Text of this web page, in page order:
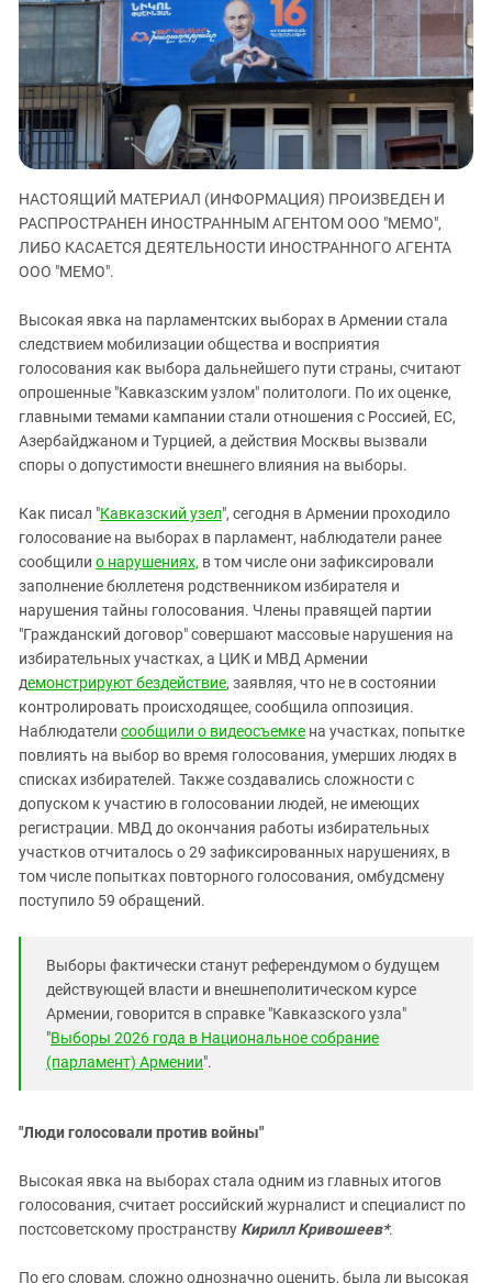
ЗАСТАВЛЯЕТ
КАВКАЗ ЗА ПАЛЕСТИНУ
ИНАКОМЫСЛИЕ В ЧЕЧНЕ
ПРЕСЛЕДОВАНИЕ АКТИВИСТОВ
МОБИЛИЗАЦИЯ И ПРОТЕСТЫ
Дагестан
Ингушетия
Кабардино-Балкария
Калмыкия
Карачаево-Черкесия
Краснодарский край
Нагорный Карабах
Российская Федерация
Северная Осетия - Алания
Ставропольский край
Чечня
Южная Осетия
НАСТОЯЩИЙ МАТЕРИАЛ (ИНФОРМАЦИЯ) ПРОИЗВЕДЕН И
РАСПРОСТРАНЕН ИНОСТРАННЫМ АГЕНТОМ ООО "МЕМО",
ЛИБО КАСАЕТСЯ ДЕЯТЕЛЬНОСТИ ИНОСТРАННОГО АГЕНТА
ООО "МЕМО".
Высокая явка на парламентских выборах в Армении стала
следствием мобилизации общества и восприятия
голосования как выбора дальнейшего пути страны, считают
опрошенные "Кавказским узлом" политологи. По их оценке,
главными темами кампании стали отношения с Россией, ЕС,
Азербайджаном и Турцией, а действия Москвы вызвали
споры о допустимости внешнего влияния на выборы.
Как писал "Кавказский узел", сегодня в Армении проходило
голосование на выборах в парламент, наблюдатели ранее
сообщили о нарушениях, в том числе они зафиксировали
заполнение бюллетеня родственником избирателя и
нарушения тайны голосования. Члены правящей партии
"Гражданский договор" совершают массовые нарушения на
избирательных участках, а ЦИК и МВД Армении
демонстрируют бездействие, заявляя, что не в состоянии
контролировать происходящее, сообщила оппозиция.
Наблюдатели сообщили о видеосъемке на участках, попытке
повлиять на выбор во время голосования, умерших людях в
списках избирателей. Также создавались сложности с
допуском к участию в голосовании людей, не имеющих
регистрации. МВД до окончания работы избирательных
участков отчиталось о 29 зафиксированных нарушениях, в
том числе попытках повторного голосования, омбудсмену
поступило 59 обращений.
Выборы фактически станут референдумом о будущем
действующей власти и внешнеполитическом курсе
Армении, говорится в справке "Кавказского узла"
"Выборы 2026 года в Национальное собрание
(парламент) Армении".
"Люди голосовали против войны"
Высокая явка на выборах стала одним из главных итогов
голосования, считает российский журналист и специалист по
постсоветскому пространству Кирилл Кривошеев*.
По его словам, сложно однозначно оценить, была ли высокая